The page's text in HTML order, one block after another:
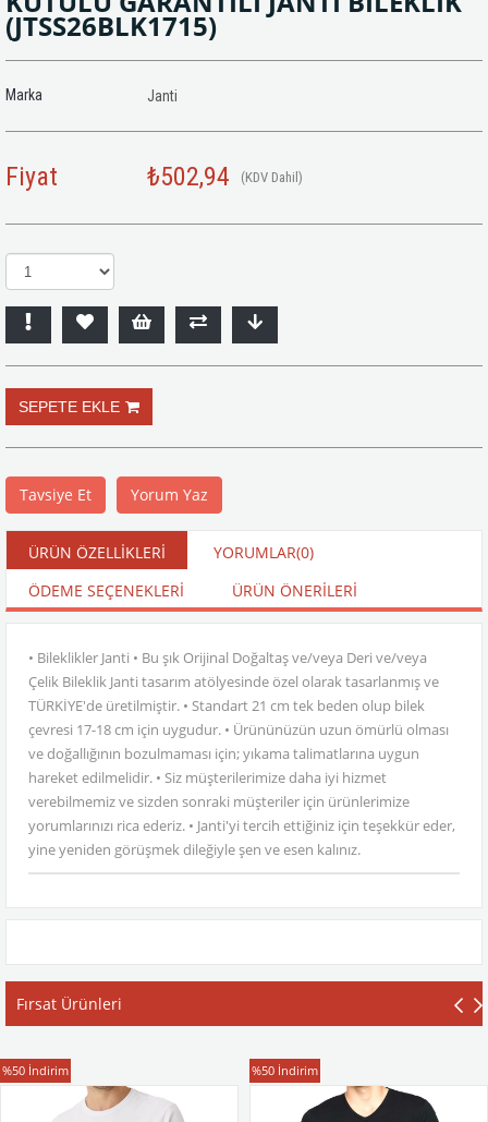
(JTSS26BLK1715)
Marka Janti
Fiyat ₺502,94 (KDV Dahil)
Tavsiye Et Yorum Yaz
ÜRÜN ÖZELLIKLERI YORUMLAR(0)
ÖDEME SEÇENEKLERI
ÜRÜN ÖNERILERI
• Bileklikler Janti • Bu şık Orijinal Doğaltaş ve/veya Deri ve/veya
Çelik Bileklik Janti tasarım atölyesinde özel olarak tasarlanmış ve
TÜRKİYE'de üretilmiştir. • Standart 21 cm tek beden olup bilek
çevresi 17-18 cm için uygudur. • Ürününüzün uzun ömürlü olması
ve doğallığının bozulmaması için; yıkama talimatlarına uygun
hareket edilmelidir. • Siz müşterilerimize daha iyi hizmet
verebilmemiz ve sizden sonraki müşteriler için ürünlerimize
yorumlarınızı rica ederiz. • Janti'yi tercih ettiğiniz için teşekkür eder,
yine yeniden görüşmek dileğiyle şen ve esen kalınız.
Fırsat Ürünleri
T-Shirt
%50 İndirim T-Shirt
%50 İndirim